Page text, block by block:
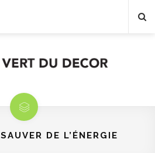
SAUVER DE L’ÉNERGIE